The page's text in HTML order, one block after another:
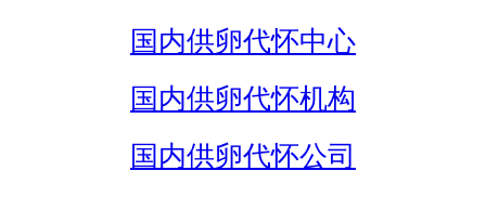
国内供卵代怀中心
国内供卵代怀机构
国内供卵代怀公司